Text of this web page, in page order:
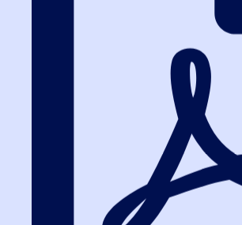
Маркетплейсы для школ и
Госуслугах: новые правила
для поставщиков по 44-ФЗ
За последнюю неделю в сфере госзакупок
произошло сразу несколько значимых
которые напрямую влияют на работу
поставщиков по 44-ФЗ. Приняты...